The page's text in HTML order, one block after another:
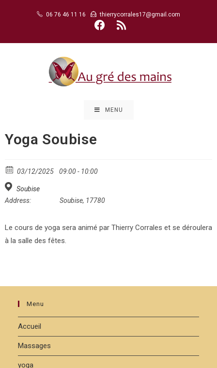
06 76 46 11 16 thierrycorrales17@gmail.com
MENU
Yoga Soubise
03/12/2025 09:00 - 10:00
Soubise
Address:
Soubise, 17780
Le cours de yoga sera animé par Thierry Corrales et se déroulera
à la salle des fêtes.
Menu
Accueil
Massages
yoga